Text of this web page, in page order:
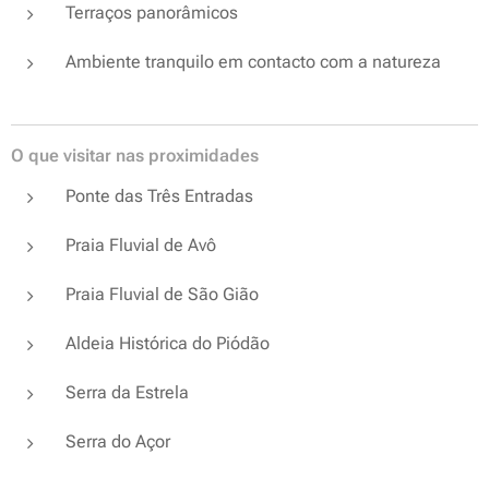
Terraços panorâmicos
Ambiente tranquilo em contacto com a natureza
O que visitar nas proximidades
Ponte das Três Entradas
Praia Fluvial de Avô
Praia Fluvial de São Gião
Aldeia Histórica do Piódão
Serra da Estrela
Serra do Açor